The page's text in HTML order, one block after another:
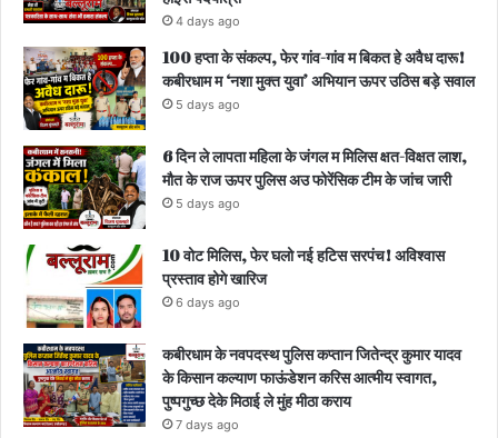
4 days ago
100 हप्ता के संकल्प, फेर गांव-गांव म बिकत हे अवैध दारू!
कबीरधाम म ‘नशा मुक्त युवा’ अभियान ऊपर उठिस बड़े सवाल
5 days ago
6 दिन ले लापता महिला के जंगल म मिलिस क्षत-विक्षत लाश,
मौत के राज ऊपर पुलिस अउ फोरेंसिक टीम के जांच जारी
5 days ago
10 वोट मिलिस, फेर घलो नई हटिस सरपंच! अविश्वास
प्रस्ताव होगे खारिज
6 days ago
कबीरधाम के नवपदस्थ पुलिस कप्तान जितेन्द्र कुमार यादव
के किसान कल्याण फाऊंडेशन करिस आत्मीय स्वागत,
पुष्पगुच्छ देके मिठाई ले मुंह मीठा कराय
7 days ago